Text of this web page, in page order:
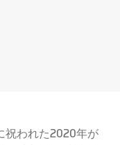
祝われた2020年が